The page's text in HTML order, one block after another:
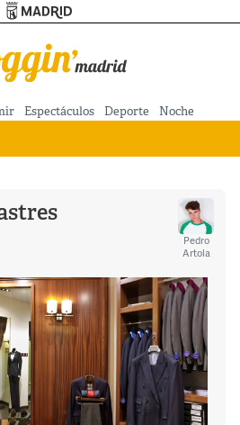
Espectáculos Deporte Noche
Pedro
Artola